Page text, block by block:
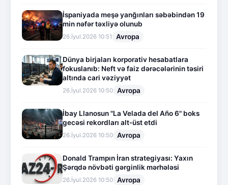
İspaniyada meşə yanğınları səbəbindən 19
min nəfər təxliyə olunub
26.İyul.2026 10:51 Avropa
Dünya birjaları korporativ hesabatlara
fokuslanıb: Neft və faiz dərəcələrinin təsiri
altında cari vəziyyət
26.İyul.2026 10:50 Avropa
İbay Llanosun "La Velada del Año 6" boks
gecəsi rekordları alt-üst etdi
26.İyul.2026 10:50 Avropa
Donald Trampın İran strategiyası: Yaxın
Şərqdə növbəti gərginlik mərhələsi
26.İyul.2026 10:50 Avropa